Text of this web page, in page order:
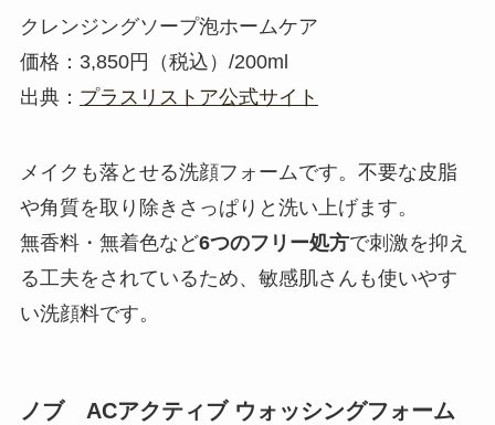
クレンジングソープ泡ホームケア
価格：3,850円（税込）/200ml
出典： プラスリストア公式サイト
メイクも落とせる洗顔フォームです。不要な皮脂
や角質を取り除きさっぱりと洗い上げます。
無香料・無着色など6つのフリー処方で刺激を抑え
る工夫をされているため、敏感肌さんも使いやす
い洗顔料です。
ノブ ACアクティブ ウォッシングフォーム